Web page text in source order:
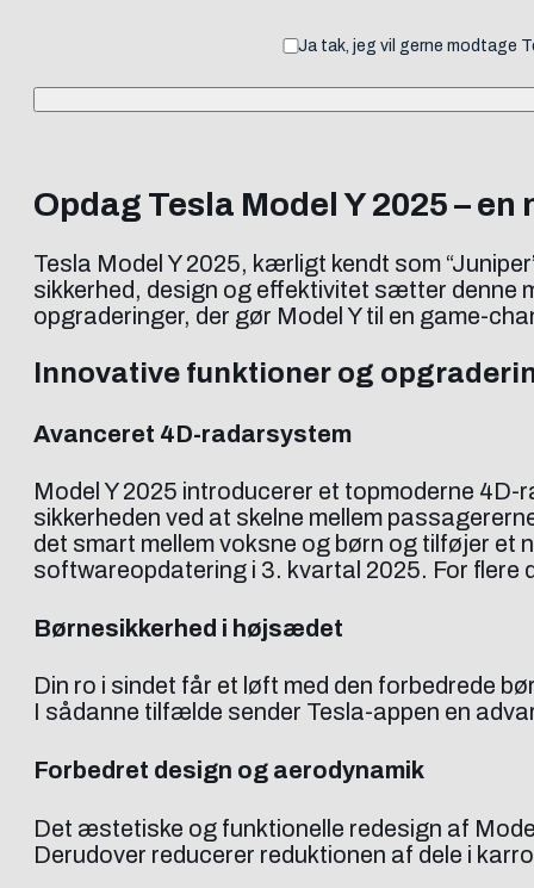
Ja tak, jeg vil gerne modtage
Opdag Tesla Model Y 2025 –
Tesla Model Y 2025, kærligt kendt som
sikkerhed, design og effektivitet sætter denne
opgraderinger, der gør Model Y til en game-
Innovative funktioner og
Avanceret 4D-radarsystem
Model Y 2025 introducerer et topmoderne
sikkerheden ved at skelne mellem
det smart mellem voksne og børn og tilføjer
softwareopdatering i 3. kvartal 2025. For flere
Børnesikkerhed i højsædet
Din ro i sindet får et løft med den forbedrede
I sådanne tilfælde sender Tesla-appen en
Forbedret design og aerodynamik
Det æstetiske og funktionelle redesign af
Derudover reducerer reduktionen af dele i